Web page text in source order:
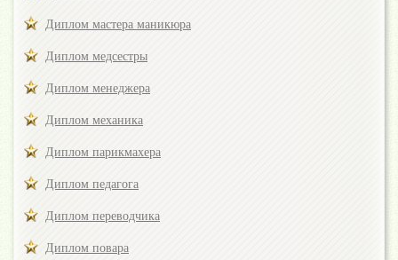
Диплом мастера маникюра
Диплом медсестры
Диплом менеджера
Диплом механика
Диплом парикмахера
Диплом педагога
Диплом переводчика
Диплом повара